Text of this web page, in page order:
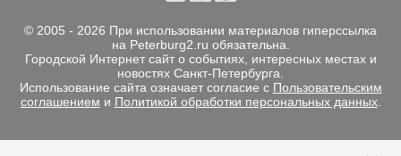
© 2005 - 2026 При использовании материалов гиперссылка
на Peterburg2.ru обязательна.
Городской Интернет сайт о событиях, интересных местах и
новостях Санкт-Петербурга.
Использование сайта означает согласие с Пользовательским
соглашением и Политикой обработки персональных данных.